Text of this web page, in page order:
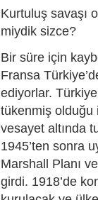
Kurtuluş savaşı
miydik sizce?
Bir süre için
Fransa
ediyorlar.
tükenmiş olduğu
vesayet altında
1945’ten sonra
Marshall Planı
girdi. 1918’de